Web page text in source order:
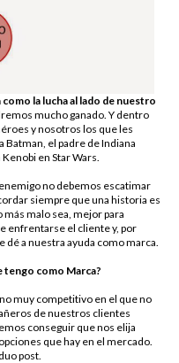
la lucha al lado de nuestro
mucho ganado. Y dentro
y nosotros los que les
Batman, el padre de Indiana
en Star Wars.
no debemos escatimar
siempre que una historia es
malo sea, mejor para
enfrentarse el cliente y, por
dé a nuestra ayuda como marca.
tengo como Marca?
muy competitivo en el que no
de nuestros clientes
conseguir que nos elija
que hay en el mercado.
post. de Datos
Ruiz
a través de
explícito al
tus datos a
proveedores de
mencionada.
supresión,
y